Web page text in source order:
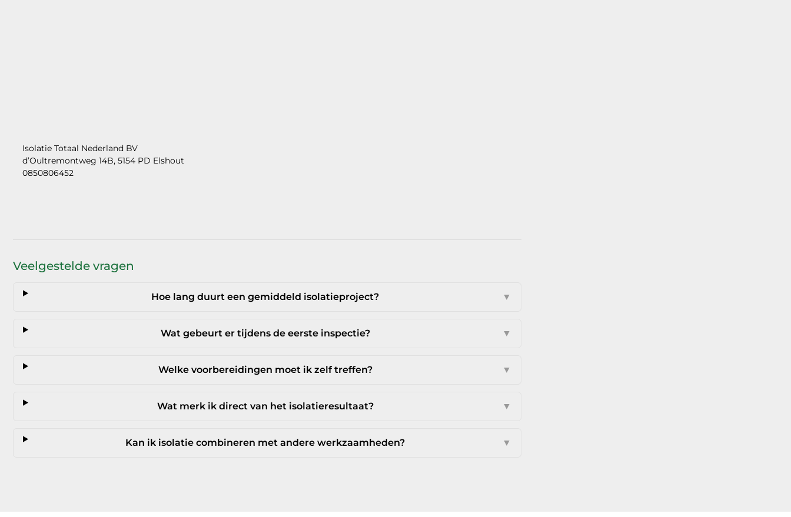
Isolatie Totaal Nederland BV
d’Oultremontweg 14B, 5154 PD Elshout
0850806452
Veelgestelde vragen
Hoe lang duurt een gemiddeld isolatieproject? ▼
Wat gebeurt er tijdens de eerste inspectie? ▼
Welke voorbereidingen moet ik zelf treffen? ▼
Wat merk ik direct van het isolatieresultaat? ▼
Kan ik isolatie combineren met andere werkzaamheden? ▼